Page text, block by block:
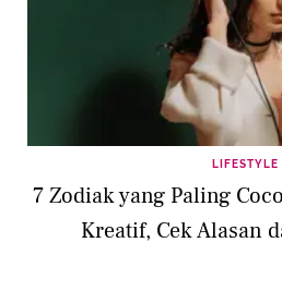
LIFESTYLE
7 Zodiak yang Paling
Kreatif, Cek Alasan